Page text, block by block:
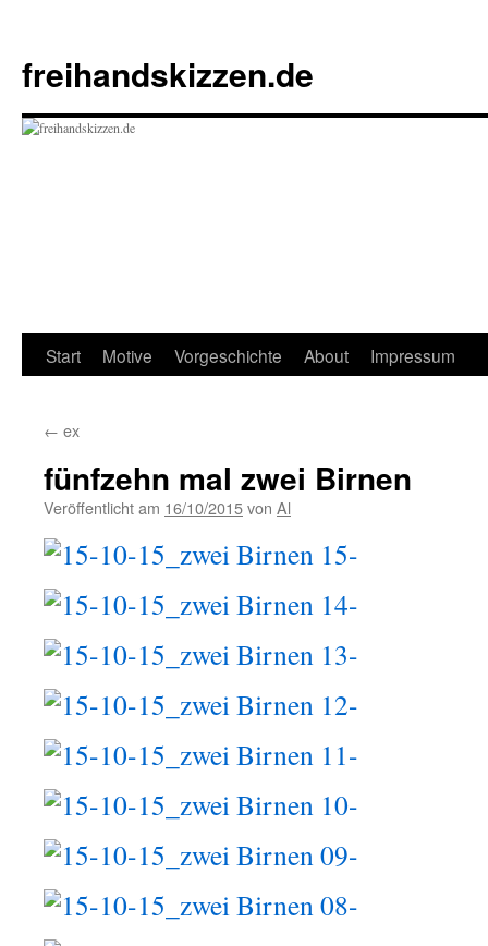
springen
freihandskizzen.de
Start Motive Vorgeschichte About Impressum
← ex
fünfzehn mal zwei Birnen
Veröffentlicht am 16/10/2015von Al